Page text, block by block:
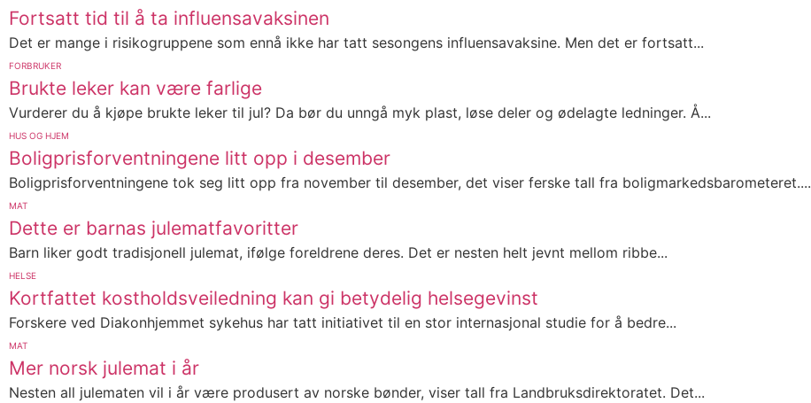
Fortsatt tid til å ta influensavaksinen
Det er mange i risikogruppene som ennå ikke har tatt sesongens influensavaksine. Men det er fortsatt...
FORBRUKER
Brukte leker kan være farlige
Vurderer du å kjøpe brukte leker til jul? Da bør du unngå myk plast, løse deler og ødelagte ledninger. Å...
HUS OG HJEM
Boligprisforventningene litt opp i desember
Boligprisforventningene tok seg litt opp fra november til desember, det viser ferske tall fra boligmarkedsbarometeret....
MAT
Dette er barnas julematfavoritter
Barn liker godt tradisjonell julemat, ifølge foreldrene deres. Det er nesten helt jevnt mellom ribbe...
HELSE
Kortfattet kostholdsveiledning kan gi betydelig helsegevinst
Forskere ved Diakonhjemmet sykehus har tatt initiativet til en stor internasjonal studie for å bedre...
MAT
Mer norsk julemat i år
Nesten all julematen vil i år være produsert av norske bønder, viser tall fra Landbruksdirektoratet. Det...